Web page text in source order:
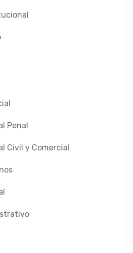
Penal
Civil y Comercial